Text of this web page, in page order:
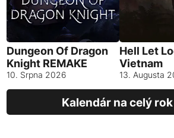
Dungeon Of Dragon
Knight REMAKE
10. Srpna 2026
Hell Let
Vietnam
13. Augusta
Kalendár na celý